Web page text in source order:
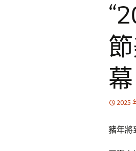
幕
2025
豬年將